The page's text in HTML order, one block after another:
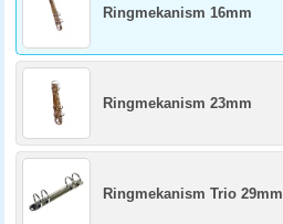
Ringmekanism 16mm
Ringmekanism 23mm
Ringmekanism Trio 29mm